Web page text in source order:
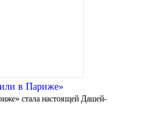
в Париже»
стала настоящей Дашей-